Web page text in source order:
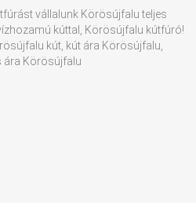
vállalunk Körösújfalu teljes
kúttal, Körösújfalu kútfúró!
kút, kút ára Körösújfalu,
ára Körösújfalu